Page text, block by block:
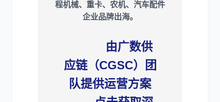
程机械、重卡、农机、汽车配件
企业品牌出海。
由广数供
应链（CGSC）团
队提供运营方案